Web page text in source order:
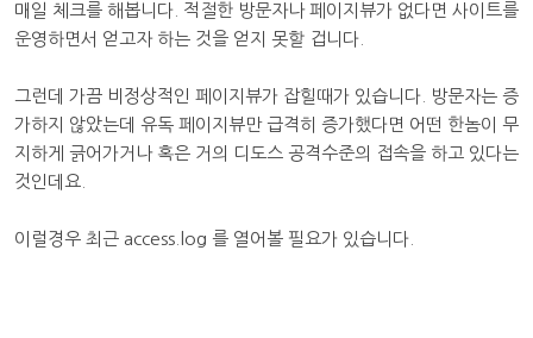
매일 체크를 해봅니다. 적절한 방문자나 페이지뷰가 없다면 사이트를
운영하면서 얻고자 하는 것을 얻지 못할 겁니다.
그런데 가끔 비정상적인 페이지뷰가 잡힐때가 있습니다. 방문자는 증
가하지 않았는데 유독 페이지뷰만 급격히 증가했다면 어떤 한놈이 무
지하게 긁어가거나 혹은 거의 디도스 공격수준의 접속을 하고 있다는
것인데요.
이럴경우 최근 access.log 를 열어볼 필요가 있습니다.